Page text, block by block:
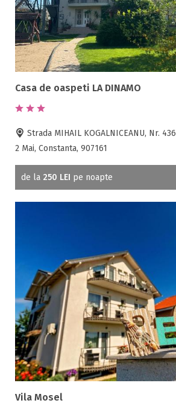
Casa de oaspeti LA DINAMO
Strada MIHAIL KOGALNICEANU, Nr. 436
2 Mai, Constanta, 907161
de la 250 LEI pe noapte
Vila Mosel